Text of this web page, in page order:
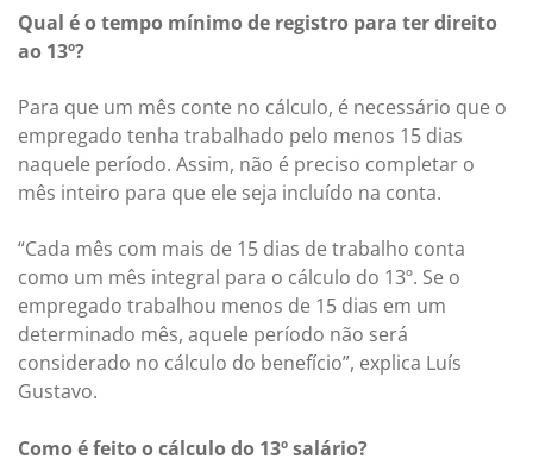
Qual é o tempo mínimo de registro para ter direito
ao 13º?
Para que um mês conte no cálculo, é necessário que o
empregado tenha trabalhado pelo menos 15 dias
naquele período. Assim, não é preciso completar o
mês inteiro para que ele seja incluído na conta.
“Cada mês com mais de 15 dias de trabalho conta
como um mês integral para o cálculo do 13º. Se o
empregado trabalhou menos de 15 dias em um
determinado mês, aquele período não será
considerado no cálculo do benefício”, explica Luís
Gustavo.
Como é feito o cálculo do 13º salário?